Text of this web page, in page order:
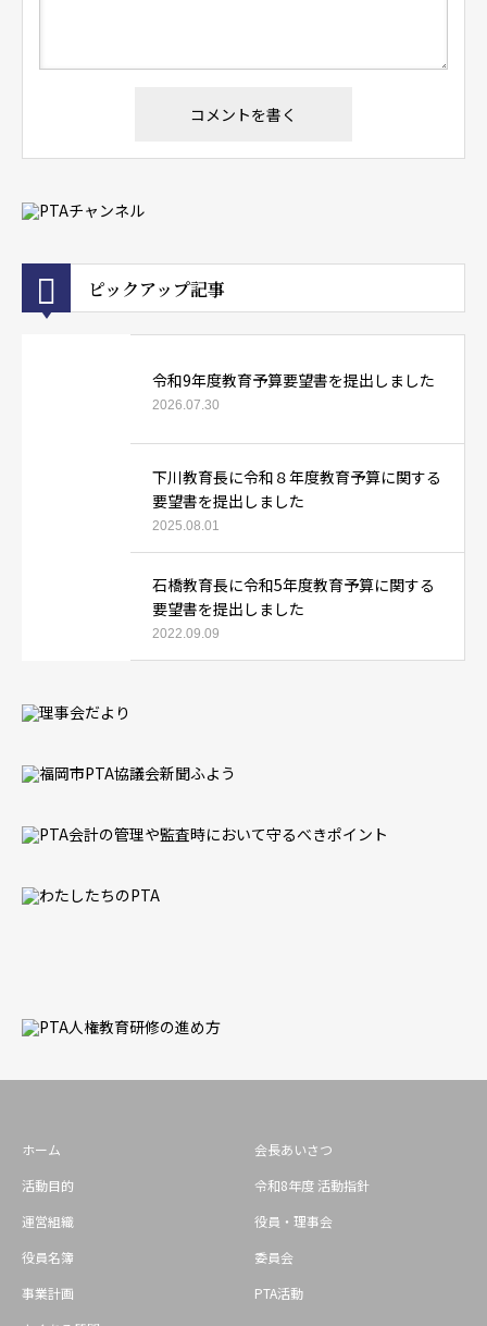
ピックアップ記事
令和9年度教育予算要望書を提出しました
2026.07.30
下川教育長に令和８年度教育予算に関する
要望書を提出しました
2025.08.01
石橋教育長に令和5年度教育予算に関する
要望書を提出しました
2022.09.09
ホーム
会長あいさつ
活動目的
令和8年度 活動指針
運営組織
役員・理事会
役員名簿
委員会
事業計画
PTA活動